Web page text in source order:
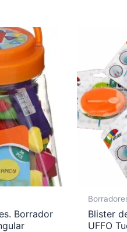
Borrador
Blister
UFFO